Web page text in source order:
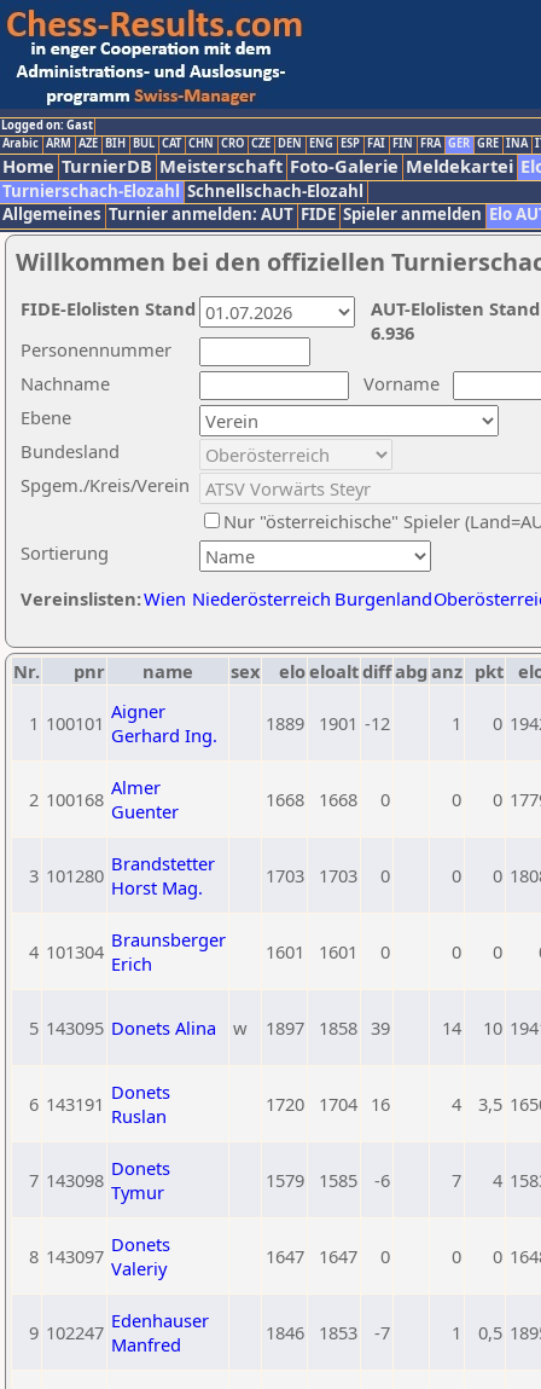
Logged on: Gast
Arabic ARM AZE BIH BUL CAT CHN CRO CZE DEN ENG ESP FAI FIN FRA GER GRE INA
Home TurnierDB Meisterschaft Foto-Galerie Meldekartei
Turnierschach-Elozahl Schnellschach-Elozahl
Allgemeines Turnier anmelden: AUT FIDE Spieler anmelden Elo
Willkommen bei den offiziellen
Nachname
Vorname
Ebene
Sortierung
Personennummer
Bundesland
Spgem./Kreis/Verein
Nur "österreichische" Spieler
Vereinslisten:Wien Niederösterreich Burgenland
AUT-Elolisten
6.936
FIDE-Elolisten Stand
Nr. pnr name sex eloeloaltdiffabg anz pkt
1 100101 Aigner
Gerhard Ing.
1889 1901 -12 1 0
2 100168 Almer
Guenter
1668 1668 0 0 0
3 101280 Brandstetter
Horst Mag.
1703 1703 0 0 0
4 101304 Braunsberger
Erich
1601 1601 0 0 0
5 143095 Donets Alina w 1897 1858 39 14 10
6 143191 Donets
Ruslan
1720 1704 16 4 3,5
7 143098 Donets
Tymur
1579 1585 -6 7 4
8 143097 Donets
Valeriy
1647 1647 0 0 0
9 102247 Edenhauser
Manfred
1846 1853 -7 1 0,5